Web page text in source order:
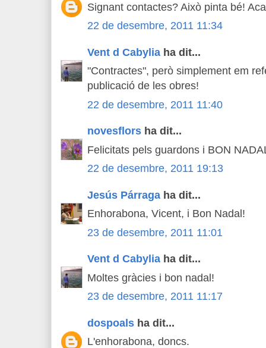
Signant contactes? Això pinta bé!
22 de desembre, 2011 11:34
Vent d Cabylia ha dit...
"Contractes", però simplement em
publicació de les obres!
22 de desembre, 2011 11:40
novesflors ha dit...
Felicitats pels guardons i BON
22 de desembre, 2011 19:13
Jesús Párraga ha dit...
Enhorabona, Vicent, i Bon Nadal!
23 de desembre, 2011 11:01
Vent d Cabylia ha dit...
Moltes gràcies i bon nadal!
23 de desembre, 2011 11:17
dospoals ha dit...
L'enhorabona, doncs.